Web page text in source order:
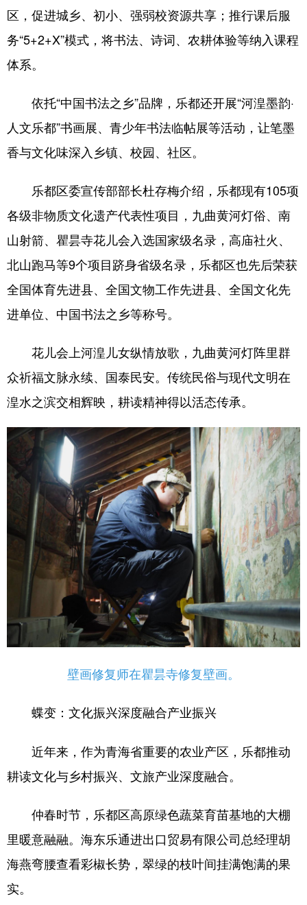
区，促进城乡、初小、强弱校资源共享；推行课后服
务“5+2+X”模式，将书法、诗词、农耕体验等纳入课程
体系。
依托“中国书法之乡”品牌，乐都还开展“河湟墨韵·
人文乐都”书画展、青少年书法临帖展等活动，让笔墨
香与文化味深入乡镇、校园、社区。
乐都区委宣传部部长杜存梅介绍，乐都现有105项
各级非物质文化遗产代表性项目，九曲黄河灯俗、南
山射箭、瞿昙寺花儿会入选国家级名录，高庙社火、
北山跑马等9个项目跻身省级名录，乐都区也先后荣获
全国体育先进县、全国文物工作先进县、全国文化先
进单位、中国书法之乡等称号。
花儿会上河湟儿女纵情放歌，九曲黄河灯阵里群
众祈福文脉永续、国泰民安。传统民俗与现代文明在
湟水之滨交相辉映，耕读精神得以活态传承。
壁画修复师在瞿昙寺修复壁画。
蝶变：文化振兴深度融合产业振兴
近年来，作为青海省重要的农业产区，乐都推动
耕读文化与乡村振兴、文旅产业深度融合。
仲春时节，乐都区高原绿色蔬菜育苗基地的大棚
里暖意融融。海东乐通进出口贸易有限公司总经理胡
海燕弯腰查看彩椒长势，翠绿的枝叶间挂满饱满的果
实。